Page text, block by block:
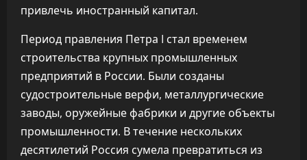
привлечь иностранный капитал.
Период правления Петра I стал временем
строительства крупных промышленных
предприятий в России. Были созданы
судостроительные верфи, металлургические
заводы, оружейные фабрики и другие объекты
промышленности. В течение нескольких
десятилетий Россия сумела превратиться из